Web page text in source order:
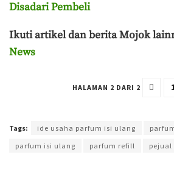
Disadari Pembeli
Ikuti artikel dan berita Mojok
News
HALAMAN 2 DARI 2 1
Tags: ide usaha parfum isi ulang
parfum isi ulang
parfum refill pejual